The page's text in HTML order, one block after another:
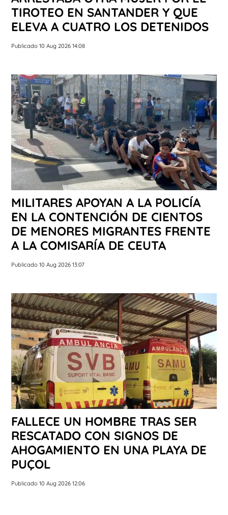
TIROTEO EN SANTANDER Y QUE
ELEVA A CUATRO LOS DETENIDOS
Publicado 10 Aug 2026 14:08
MILITARES APOYAN A LA POLICÍA
EN LA CONTENCIÓN DE CIENTOS
DE MENORES MIGRANTES FRENTE
A LA COMISARÍA DE CEUTA
Publicado 10 Aug 2026 13:07
FALLECE UN HOMBRE TRAS SER
RESCATADO CON SIGNOS DE
AHOGAMIENTO EN UNA PLAYA DE
PUÇOL
Publicado 10 Aug 2026 12:06